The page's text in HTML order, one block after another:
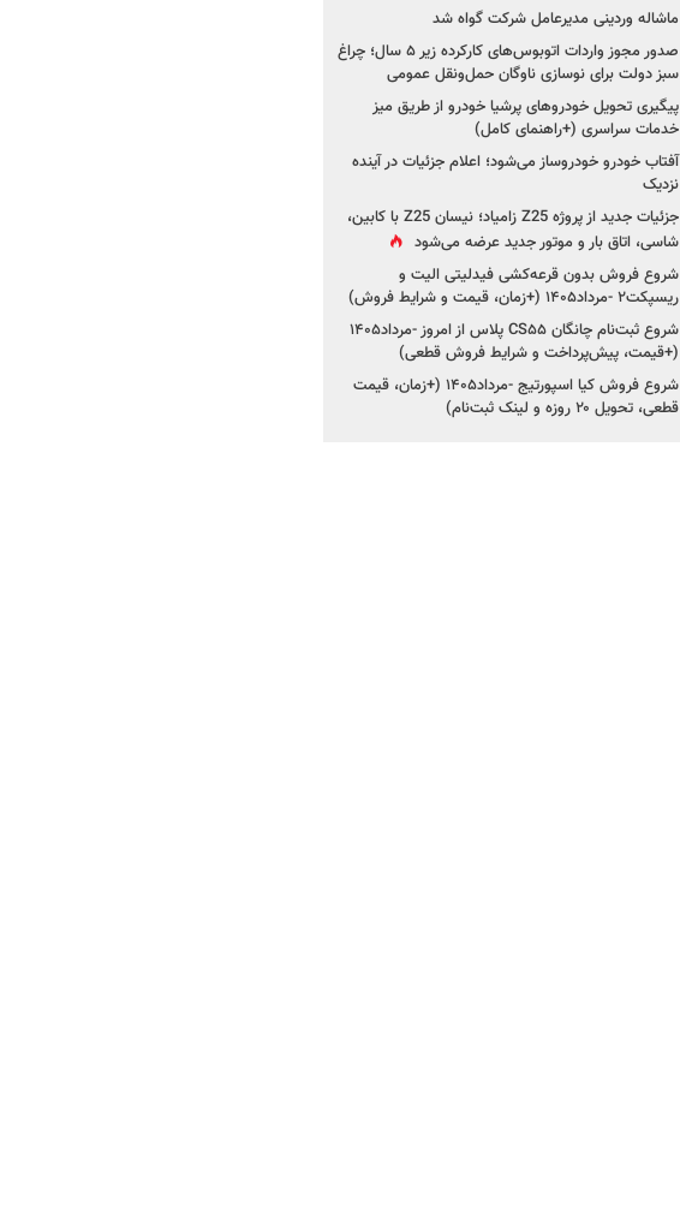
ماشاله وردینی مدیرعامل شرکت گواه شد
صدور مجوز واردات اتوبوس‌های کارکرده زیر ۵ سال؛ چراغ
سبز دولت برای نوسازی ناوگان حمل‌ونقل عمومی
پیگیری تحویل خودروهای پرشیا خودرو از طریق میز
خدمات سراسری (+راهنمای کامل)
آفتاب خودرو خودروساز می‌شود؛ اعلام جزئیات در آینده
نزدیک
جزئیات جدید از پروژه Z25 زامیاد؛ نیسان Z25 با کابین،
شاسی، اتاق بار و موتور جدید عرضه می‌شود
شروع فروش بدون قرعه‌کشی فیدلیتی الیت و
ریسپکت۲ -مرداد۱۴۰۵ (+زمان، قیمت و شرایط فروش)
شروع ثبت‌نام چانگان CS۵۵ پلاس از امروز -مرداد۱۴۰۵
(+قیمت، پیش‌پرداخت و شرایط فروش قطعی)
شروع فروش کیا اسپورتیج -مرداد۱۴۰۵ (+زمان، قیمت
قطعی، تحویل ۲۰ روزه و لینک ثبت‌نام)